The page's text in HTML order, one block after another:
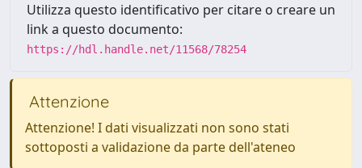
Utilizza questo identificativo per citare o creare un
link a questo documento:
https://hdl.handle.net/11568/78254
Attenzione
Attenzione! I dati visualizzati non sono stati
sottoposti a validazione da parte dell'ateneo